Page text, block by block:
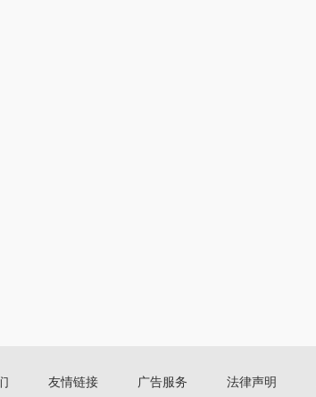
友情链接 广告服务 法律声明